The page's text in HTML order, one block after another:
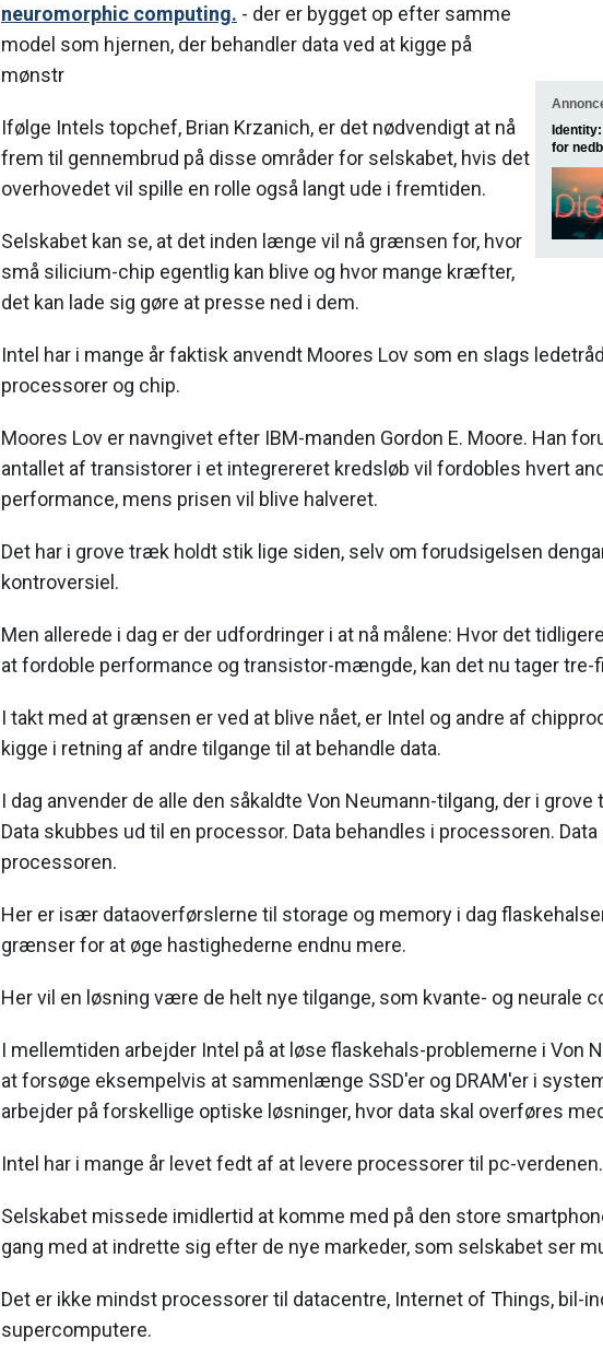
for
neuromorphic computing. - der er bygget op efter samme
model som hjernen, der behandler data ved at kigge på
mønstr
Ifølge Intels topchef, Brian Krzanich, er det nødvendigt at nå
frem til gennembrud på disse områder for selskabet, hvis det
overhovedet vil spille en rolle også langt ude i fremtiden.
Selskabet kan se, at det inden længe vil nå grænsen for, hvor
små silicium-chip egentlig kan blive og hvor mange kræfter,
det kan lade sig gøre at presse ned i dem.
Intel har i mange år faktisk anvendt Moores Lov som en slags
processorer og chip.
Moores Lov er navngivet efter IBM-manden Gordon E. Moore. Han
antallet af transistorer i et integrereret kredsløb vil fordobles hvert
performance, mens prisen vil blive halveret.
Det har i grove træk holdt stik lige siden, selv om forudsigelsen
kontroversiel.
Men allerede i dag er der udfordringer i at nå målene: Hvor det
at fordoble performance og transistor-mængde, kan det nu tager tre-
I takt med at grænsen er ved at blive nået, er Intel og andre af
kigge i retning af andre tilgange til at behandle data.
I dag anvender de alle den såkaldte Von Neumann-tilgang, der i
Data skubbes ud til en processor. Data behandles i processoren.
processoren.
Her er især dataoverførslerne til storage og memory i dag
grænser for at øge hastighederne endnu mere.
Her vil en løsning være de helt nye tilgange, som kvante- og neurale
I mellemtiden arbejder Intel på at løse flaskehals-problemerne i Von
at forsøge eksempelvis at sammenlænge SSD'er og DRAM'er i
arbejder på forskellige optiske løsninger, hvor data skal overføres
Intel har i mange år levet fedt af at levere processorer til pc-verdenen.
Selskabet missede imidlertid at komme med på den store
gang med at indrette sig efter de nye markeder, som selskabet ser
Det er ikke mindst processorer til datacentre, Internet of Things, bil-
supercomputere.